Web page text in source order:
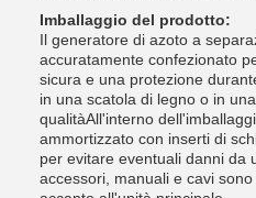
Imballaggio del prodotto:
Il generatore di azoto a
accuratamente confezionato
sicura e una protezione
in una scatola di legno o in
qualitàAll'interno
ammortizzato con inserti di
per evitare eventuali danni da
accessori, manuali e cavi